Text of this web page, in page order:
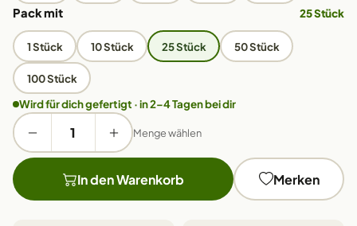
Pack mit 25 Stück
1 Stück 10 Stück 25 Stück 50 Stück
100 Stück
Wird für dich gefertigt · in 2–4 Tagen bei dir
Menge wählen
In den Warenkorb Merken